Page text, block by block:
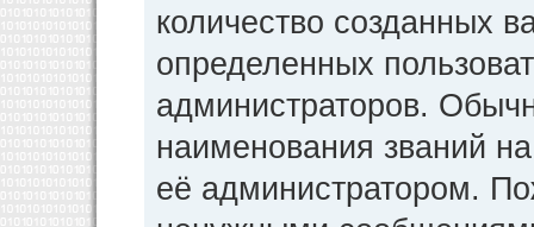
количество созданных
определенных
администраторов.
наименования званий
её администратором.